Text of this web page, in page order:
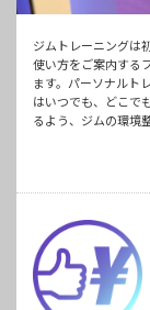
ジムトレーニングは
使い方をご案内する
ます。パーソナルト
はいつでも、どこで
るよう、ジムの環境